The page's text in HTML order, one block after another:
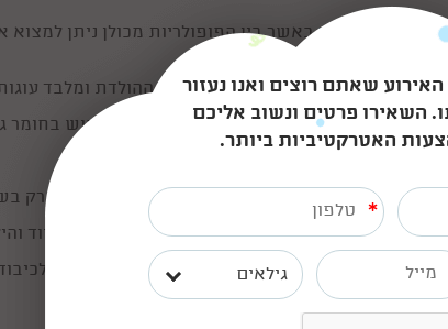
לימי הולדתכאשר בין הפופולריות מכולן ניתן
להיות טרנד חדש וחמוד בעולם ימי ההולדת ומלבד
לילדים במהלכה ניתן ללמוד כיצד לעשות שימוש בחומר
– סדנאות בישול ואפייה נחשבות למאוד פופולריות ולו
אחראי שף אשר מביא עמו את כל חומרי הגלם והציוד
גם יאכלו. לכם נותר רק לדאוג לעוגת יום ההולדת
האירוע שאתם רוצים ואנו נעזור
השאירו פרטים ונשוב אליכם
*
גילאים